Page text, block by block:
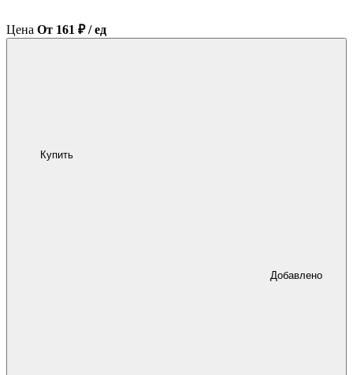
Цена От 161 ₽ / ед
Купить
Добавлено